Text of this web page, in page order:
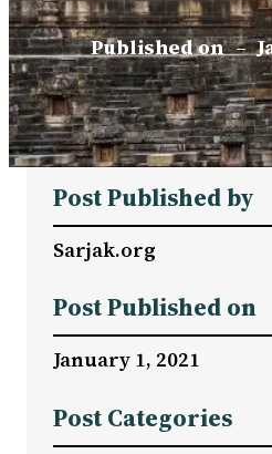
Published on –
Post Published by
Sarjak.org
Post Published on
January 1, 2021
Post Categories